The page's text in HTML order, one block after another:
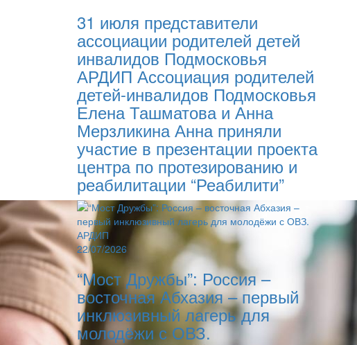
31 июля представители
ассоциации родителей детей
инвалидов Подмосковья
АРДИП Ассоциация родителей
детей-инвалидов Подмосковья
Елена Ташматова и Анна
Мерзликина Анна приняли
участие в презентации проекта
центра по протезированию и
реабилитации “Реабилити”
22/07/2026
“Мост Дружбы”: Россия –
восточная Абхазия – первый
инклюзивный лагерь для
молодёжи с ОВЗ.